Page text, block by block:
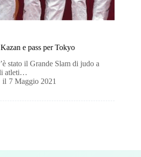
e pass per Tokyo
stato il Grande Slam di judo a
atleti…
il 7 Maggio 2021